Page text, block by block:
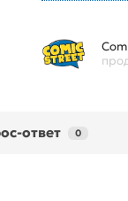
ответ 0